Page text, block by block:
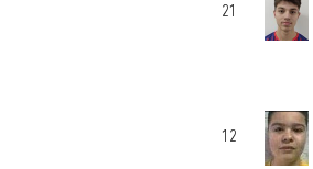
21
12